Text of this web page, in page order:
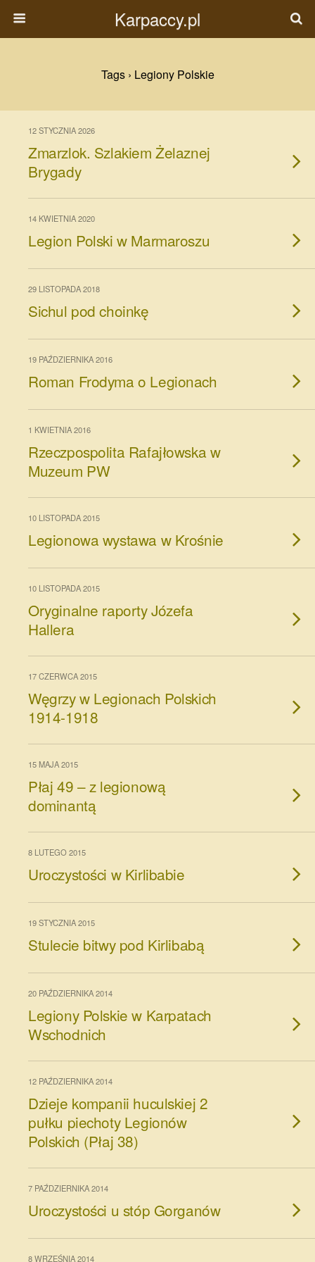
Karpaccy.pl
Tags › Legiony Polskie
12 STYCZNIA 2026
Zmarzlok. Szlakiem Żelaznej
Brygady
14 KWIETNIA 2020
Legion Polski w Marmaroszu
29 LISTOPADA 2018
Sichul pod choinkę
19 PAŹDZIERNIKA 2016
Roman Frodyma o Legionach
1 KWIETNIA 2016
Rzeczpospolita Rafajłowska w
Muzeum PW
10 LISTOPADA 2015
Legionowa wystawa w Krośnie
10 LISTOPADA 2015
Oryginalne raporty Józefa
Hallera
17 CZERWCA 2015
Węgrzy w Legionach Polskich
1914-1918
15 MAJA 2015
Płaj 49 – z legionową
dominantą
8 LUTEGO 2015
Uroczystości w Kirlibabie
19 STYCZNIA 2015
Stulecie bitwy pod Kirlibabą
20 PAŹDZIERNIKA 2014
Legiony Polskie w Karpatach
Wschodnich
12 PAŹDZIERNIKA 2014
Dzieje kompanii huculskiej 2
pułku piechoty Legionów
Polskich (Płaj 38)
7 PAŹDZIERNIKA 2014
Uroczystości u stóp Gorganów
8 WRZEŚNIA 2014